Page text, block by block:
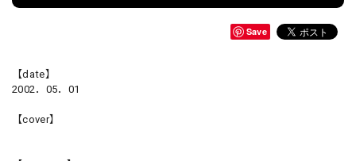
Save
【date】
2002．05．01
【cover】